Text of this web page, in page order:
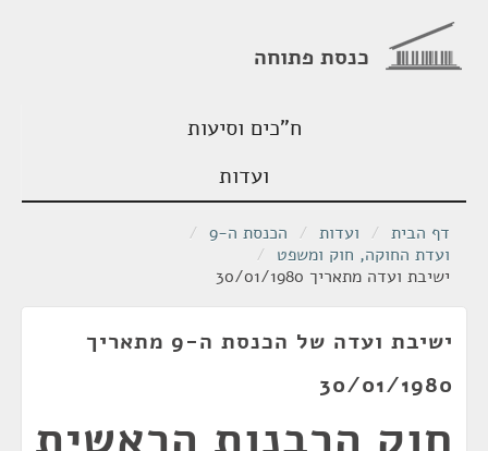
כנסת פתוחה
ח"כים וסיעות
ועדות
דף הבית / ועדות / הכנסת ה-9
/
ועדת החוקה, חוק ומשפט /
ישיבת ועדה מתאריך 30/01/1980
ישיבת ועדה של הכנסת ה-9 מתאריך
30/01/1980